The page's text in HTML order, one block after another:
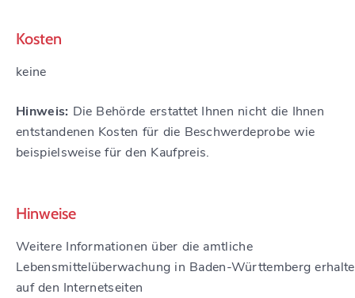
Kosten
keine
Hinweis: Die Behörde erstattet Ihnen nicht die Ihnen
entstandenen Kosten für die Beschwerdeprobe wie
beispielsweise für den Kaufpreis.
Hinweise
Weitere Informationen über die amtliche
Lebensmittelüberwachung in Baden-Württemberg
auf den Internetseiten